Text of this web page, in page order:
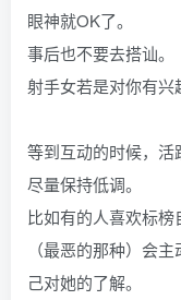
眼神就OK了。
事后也不要去搭讪。
射手女若是对你有兴
等到互动的时候，
尽量保持低调。
比如有的人喜欢标
（最恶的那种）会
己对她的了解。